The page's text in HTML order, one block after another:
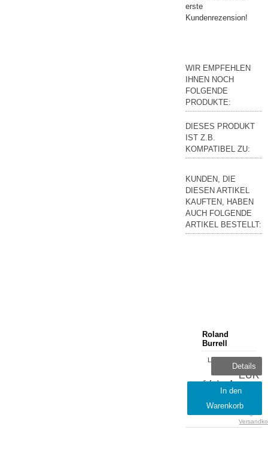
erste
Kundenrezension!
WIR EMPFEHLEN
IHNEN NOCH
FOLGENDE
PRODUKTE:
DIESES PRODUKT
IST Z.B.
KOMPATIBEL ZU:
KUNDEN, DIE
DIESEN ARTIKEL
KAUFTEN, HABEN
AUCH FOLGENDE
ARTIKEL BESTELLT:
Roland
Burrell
Lieferzeit:
sofort
lieferbar, 1-
2 Tage
26,99
EUR
MwSt.
Details
In den
Warenkorb